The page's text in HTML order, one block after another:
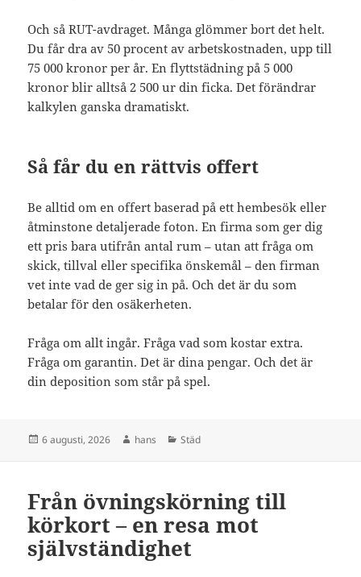
Och så RUT-avdraget. Många glömmer bort det helt.
Du får dra av 50 procent av arbetskostnaden, upp till
75 000 kronor per år. En flyttstädning på 5 000
kronor blir alltså 2 500 ur din ficka. Det förändrar
kalkylen ganska dramatiskt.
Så får du en rättvis offert
Be alltid om en offert baserad på ett hembesök eller
åtminstone detaljerade foton. En firma som ger dig
ett pris bara utifrån antal rum – utan att fråga om
skick, tillval eller specifika önskemål – den firman
vet inte vad de ger sig in på. Och det är du som
betalar för den osäkerheten.
Fråga om allt ingår. Fråga vad som kostar extra.
Fråga om garantin. Det är dina pengar. Och det är
din deposition som står på spel.
Postat
6 augusti, 2026 Författare
hans Kategorier
Städ
Från övningskörning till
körkort – en resa mot
självständighet